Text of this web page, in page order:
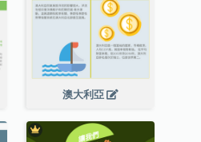
澳大利亞